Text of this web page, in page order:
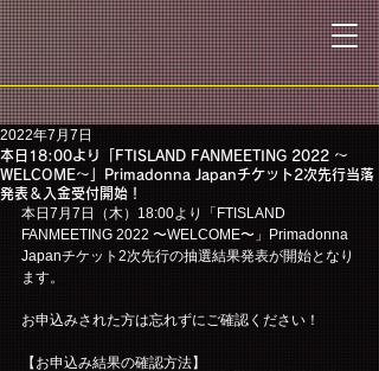
本日18:00より「FTISLAND FANMEETING 2022 〜
WELCOME〜」Primadonna Japanチケット2次先行当落
発表＆入金受付開始！
2022年7月7日
本日7月7日（木）18:00より「FTISLAND
FANMEETING 2022 〜WELCOME〜」Primadonna
Japanチケット2次先行の抽選結果発表が開始となり
ます。
お申込みされた方は忘れずにご確認ください！
【お申込み結果の確認方法】